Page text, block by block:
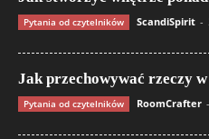
Pytania od czytelników ScandiSpirit -
Jak przechowywać rzeczy
Pytania od czytelników RoomCrafter -